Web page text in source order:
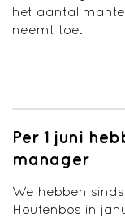
het aantal
neemt toe.
Per 1 juni
manager
We hebben
Houtenbos in